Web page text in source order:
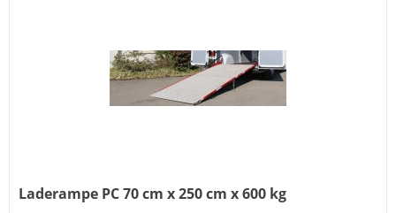
Laderampe PC 70 cm x 250 cm x 600 kg